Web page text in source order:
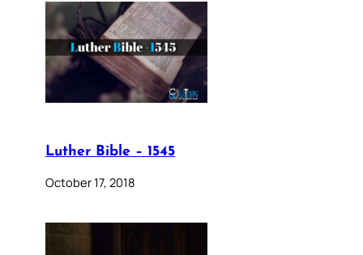
Luther Bible – 1545
October 17, 2018